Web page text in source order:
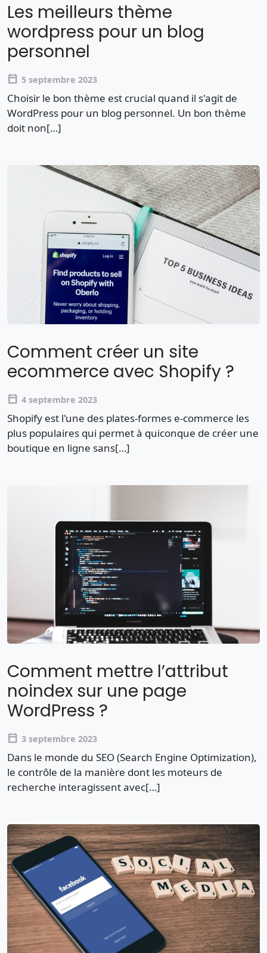
Les meilleurs thème
wordpress pour un blog
personnel
calendar_today 5 septembre 2023
Choisir le bon thème est crucial quand il s'agit de
WordPress pour un blog personnel. Un bon thème
doit non[…]
Comment créer un site
ecommerce avec Shopify ?
calendar_today 4 septembre 2023
Shopify est l'une des plates-formes e-commerce les
plus populaires qui permet à quiconque de créer une
boutique en ligne sans[…]
Comment mettre l’attribut
noindex sur une page
WordPress ?
calendar_today 3 septembre 2023
Dans le monde du SEO (Search Engine Optimization),
le contrôle de la manière dont les moteurs de
recherche interagissent avec[…]